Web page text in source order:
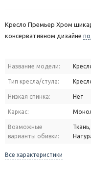
Кресло Премьер Хром
консервативном дизайне
Название модели:
Тип кресла/стула:
Низкая спинка: Нет
Каркас:
Возможные
варианты обивки:
Все характеристики